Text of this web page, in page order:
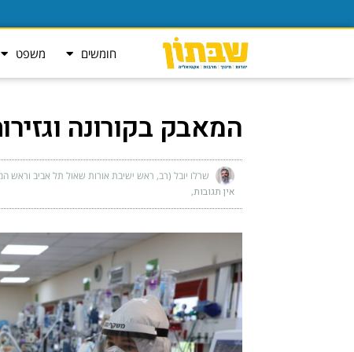
חומשים משפט
המאבק בקורונה
שרלו יובל (רב, ראש ישיבת אורות שאול תל אביב וראש
אין תגובות